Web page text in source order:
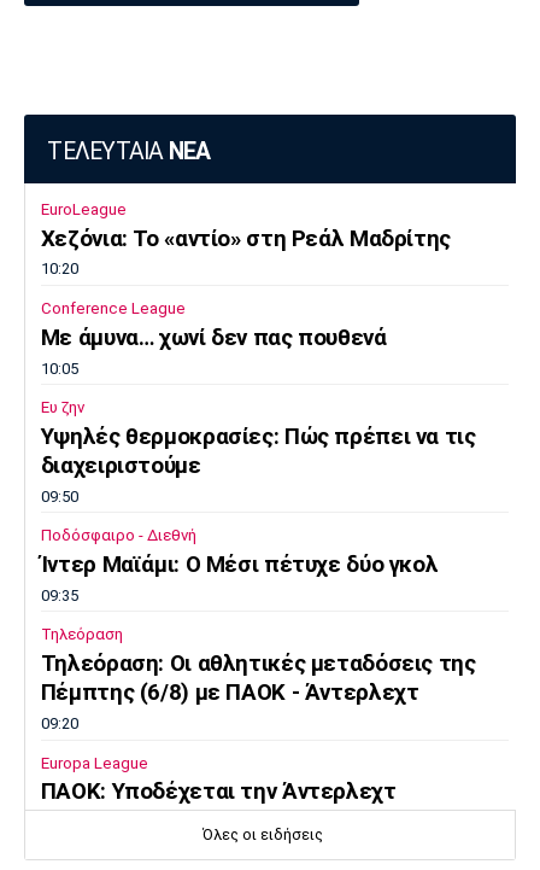
ΤΕΛΕΥΤΑΙΑ ΝΕΑ
EuroLeague
Χεζόνια: Το «αντίο» στη Ρεάλ Μαδρίτης
10:20
Conference League
Με άμυνα… χωνί δεν πας πουθενά
10:05
Ευ ζην
Υψηλές θερμοκρασίες: Πώς πρέπει να τις
διαχειριστούμε
09:50
Ποδόσφαιρο - Διεθνή
Ίντερ Μαϊάμι: Ο Μέσι πέτυχε δύο γκολ
09:35
Τηλεόραση
Τηλεόραση: Οι αθλητικές μεταδόσεις της
Πέμπτης (6/8) με ΠΑΟΚ - Άντερλεχτ
09:20
Europa League
ΠΑΟΚ: Υποδέχεται την Άντερλεχτ
Κολύμβηση
Όλες οι ειδήσεις